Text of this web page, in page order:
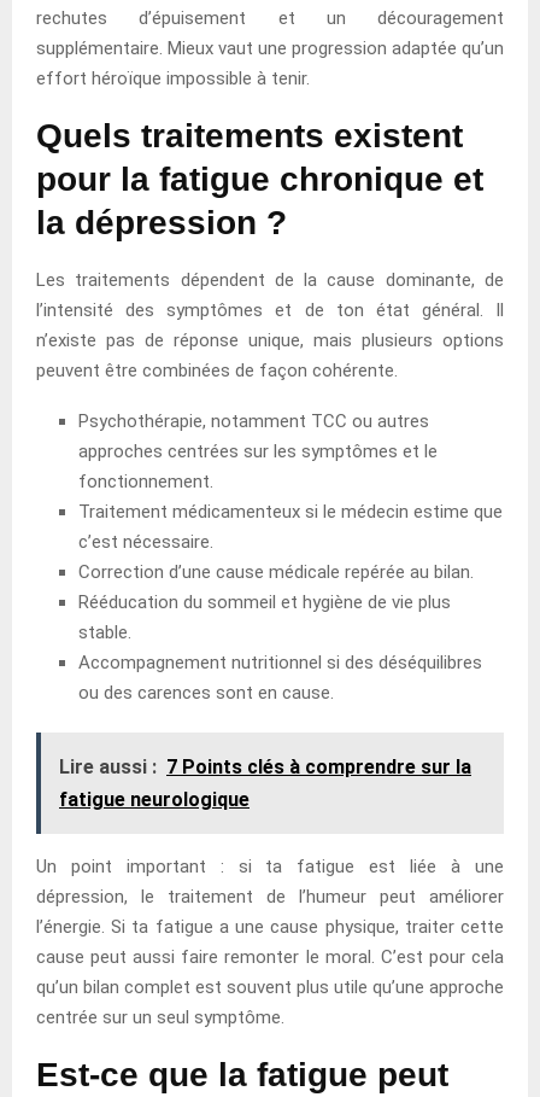
rechutes d’épuisement et un découragement
supplémentaire. Mieux vaut une progression adaptée qu’un
effort héroïque impossible à tenir.
Quels traitements existent
pour la fatigue chronique et
la dépression ?
Les traitements dépendent de la cause dominante, de
l’intensité des symptômes et de ton état général. Il
n’existe pas de réponse unique, mais plusieurs options
peuvent être combinées de façon cohérente.
Psychothérapie, notamment TCC ou autres
approches centrées sur les symptômes et le
fonctionnement.
Traitement médicamenteux si le médecin estime que
c’est nécessaire.
Correction d’une cause médicale repérée au bilan.
Rééducation du sommeil et hygiène de vie plus
stable.
Accompagnement nutritionnel si des déséquilibres
ou des carences sont en cause.
Lire aussi : 7 Points clés à comprendre sur la
fatigue neurologique
Un point important : si ta fatigue est liée à une
dépression, le traitement de l’humeur peut améliorer
l’énergie. Si ta fatigue a une cause physique, traiter cette
cause peut aussi faire remonter le moral. C’est pour cela
qu’un bilan complet est souvent plus utile qu’une approche
centrée sur un seul symptôme.
Est-ce que la fatigue peut